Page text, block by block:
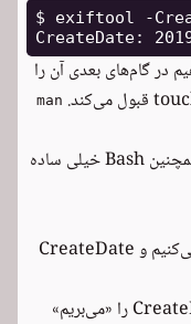
$ exiftool -
گام‌های بعدی آن را
man
روش کار به کمک دستوارت ساده‌ی یونیکس و همچنین Bash خیلی ساده
روی هر فایل دستور exiftool را اجرا می‌کنیم و CreateDate